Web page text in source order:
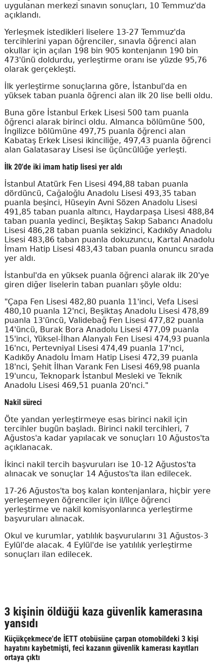
uygulanan merkezi sınavın sonuçları, 10 Temmuz'da
açıklandı.
Yerleşmek istedikleri liselere 13-27 Temmuz'da
tercihlerini yapan öğrenciler, sınavla öğrenci alan
okullar için açılan 198 bin 905 kontenjanın 190 bin
473'ünü doldurdu, yerleştirme oranı ise yüzde 95,76
olarak gerçekleşti.
İlk yerleştirme sonuçlarına göre, İstanbul'da en
yüksek taban puanla öğrenci alan ilk 20 lise belli oldu.
Buna göre İstanbul Erkek Lisesi 500 tam puanla
öğrenci alarak birinci oldu. Almanca bölümüne 500,
İngilizce bölümüne 497,75 puanla öğrenci alan
Kabataş Erkek Lisesi ikinciliğe, 497,43 puanla öğrenci
alan Galatasaray Lisesi ise üçüncülüğe yerleşti.
İlk 20'de iki imam hatip lisesi yer aldı
İstanbul Atatürk Fen Lisesi 494,88 taban puanla
dördüncü, Cağaloğlu Anadolu Lisesi 493,35 taban
puanla beşinci, Hüseyin Avni Sözen Anadolu Lisesi
491,85 taban puanla altıncı, Haydarpaşa Lisesi 488,84
taban puanla yedinci, Beşiktaş Sakıp Sabancı Anadolu
Lisesi 486,28 taban puanla sekizinci, Kadıköy Anadolu
Lisesi 483,86 taban puanla dokuzuncu, Kartal Anadolu
İmam Hatip Lisesi 483,43 taban puanla onuncu sırada
yer aldı.
İstanbul'da en yüksek puanla öğrenci alarak ilk 20'ye
giren diğer liselerin taban puanları şöyle oldu:
"Çapa Fen Lisesi 482,80 puanla 11'inci, Vefa Lisesi
480,10 puanla 12'nci, Beşiktaş Anadolu Lisesi 478,89
puanla 13'üncü, Validebağ Fen Lisesi 477,82 puanla
14'üncü, Burak Bora Anadolu Lisesi 477,09 puanla
15'inci, Yüksel-İlhan Alanyalı Fen Lisesi 474,93 puanla
16'ncı, Pertevniyal Lisesi 474,49 puanla 17'nci,
Kadıköy Anadolu İmam Hatip Lisesi 472,39 puanla
18'nci, Şehit İlhan Varank Fen Lisesi 469,98 puanla
19'uncu, Teknopark İstanbul Mesleki ve Teknik
Anadolu Lisesi 469,51 puanla 20'nci."
Nakil süreci
Öte yandan yerleştirmeye esas birinci nakil için
tercihler bugün başladı. Birinci nakil tercihleri, 7
Ağustos'a kadar yapılacak ve sonuçları 10 Ağustos'ta
açıklanacak.
İkinci nakil tercih başvuruları ise 10-12 Ağustos'ta
alınacak ve sonuçlar 14 Ağustos'ta ilan edilecek.
17-26 Ağustos'ta boş kalan kontenjanlara, hiçbir yere
yerleşemeyen öğrenciler için il/ilçe öğrenci
yerleştirme ve nakil komisyonlarınca yerleştirme
başvuruları alınacak.
Okul ve kurumlar, yatılılık başvurularını 31 Ağustos-3
Eylül'de alacak. 4 Eylül'de ise yatılılık yerleştirme
sonuçları ilan edilecek.
3 kişinin öldüğü kaza güvenlik kamerasına
yansıdı
Küçükçekmece'de İETT otobüsüne çarpan otomobildeki 3 kişi
hayatını kaybetmişti, feci kazanın güvenlik kamerası kayıtları
ortaya çıktı